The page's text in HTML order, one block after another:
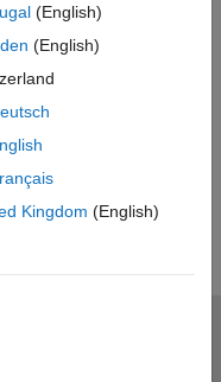
(English)
(English)
Kingdom (English)